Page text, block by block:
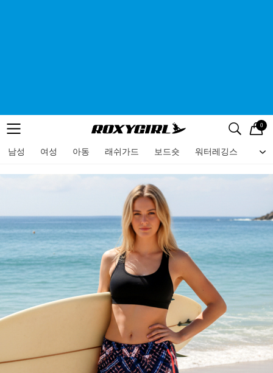
메뉴 검색
로고 0
남성 여성 아동 래쉬가드 보드숏 워터레깅스 비
메뉴